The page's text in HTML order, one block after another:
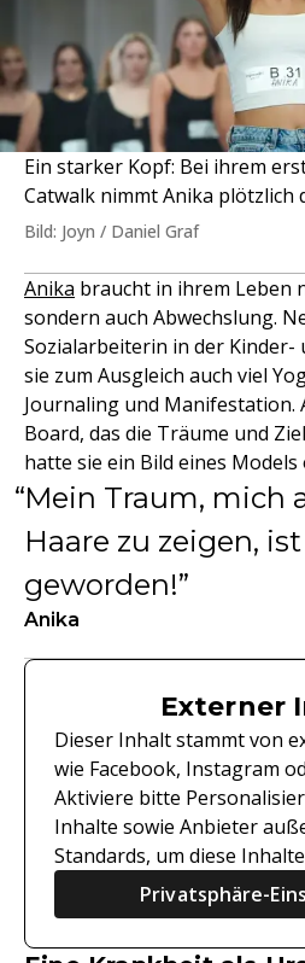
Ein starker Kopf: Bei ihrem
Catwalk nimmt Anika plötzlich
Bild: Joyn / Daniel Graf
Anika braucht in ihrem Leben
sondern auch Abwechslung.
Sozialarbeiterin in der Kinder-
sie zum Ausgleich auch viel
Journaling und Manifestation.
Board, das die Träume und
hatte sie ein Bild eines
Mein Traum, mich
Haare zu zeigen,
geworden!
Anika
Externer
Dieser Inhalt stammt von
wie Facebook, Instagram
Aktiviere bitte
Inhalte sowie Anbieter
Standards, um diese
Privatsphäre-